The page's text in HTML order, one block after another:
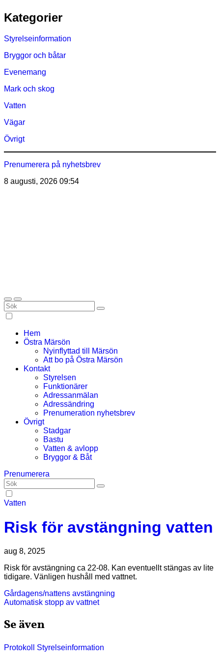
Hoppa
till
Kategorier
Styrelseinformation
Bryggor och båtar
Evenemang
Mark och skog
Vatten
Vägar
Övrigt
Prenumerera på nyhetsbrev
8 augusti, 2026 09:54
Hem
Östra Märsön
Nyinflyttad till Märsön
Att bo på Östra Märsön
Kontakt
Styrelsen
Funktionärer
Adressanmälan
Adressändring
Prenumeration nyhetsbrev
Övrigt
Stadgar
Bastu
Vatten & avlopp
Bryggor & Båt
Prenumerera
Vatten
Risk för avstängning vatten
aug 8, 2025
Risk för avstängning ca 22-08. Kan eventuellt stängas av lite
tidigare. Vänligen hushåll med vattnet.
Inläggsnavigering
Gårdagens/nattens avstängning
Automatisk stopp av vattnet
Se även
Protokoll Styrelseinformation